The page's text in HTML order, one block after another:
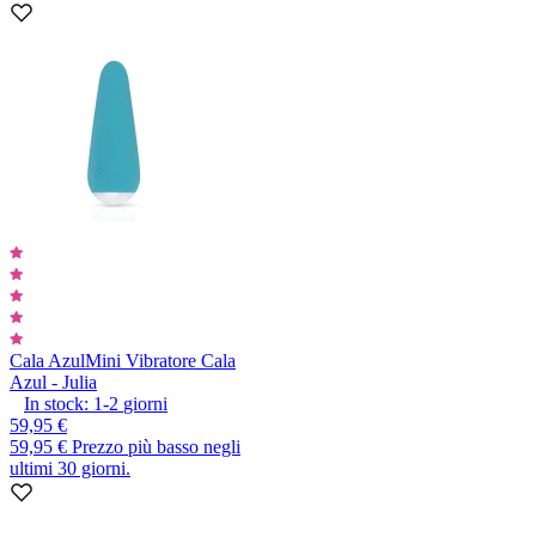
Cala AzulMini Vibratore Cala
Azul - Julia
In stock: 1-2 giorni
59,95 €
59,95 € Prezzo più basso negli
ultimi 30 giorni.